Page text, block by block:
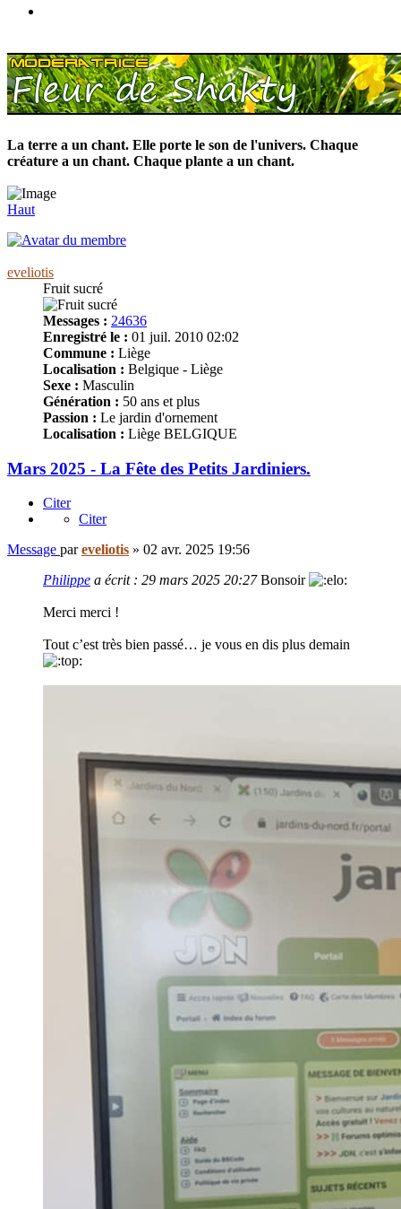
La terre a un chant. Elle porte le son de l'univers. Chaque
créature a un chant. Chaque plante a un chant.
Haut
eveliotis
Fruit sucré
Messages : 24636
Enregistré le : 01 juil. 2010 02:02
Commune : Liège
Localisation : Belgique - Liège
Sexe : Masculin
Génération : 50 ans et plus
Passion : Le jardin d'ornement
Localisation : Liège BELGIQUE
Mars 2025 - La Fête des Petits Jardiniers.
Citer
Citer
Message pareveliotis » 02 avr. 2025 19:56
Philippe a écrit : 29 mars 2025 20:27Bonsoir
Merci merci !
Tout c’est très bien passé… je vous en dis plus demain